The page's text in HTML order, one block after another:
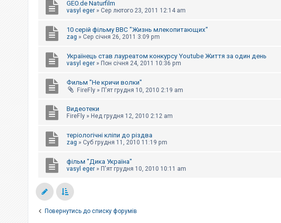
GEO.de Naturfilm
vasyl eger » Сер лютого 23, 2011 12:14 am
10 серій фільму BBC "Жизнь млекопитающих"
zag » Сер січня 26, 2011 3:09 pm
Українець став лауреатом конкурсу Youtube Життя за один день
vasyl eger » Пон січня 24, 2011 10:36 pm
Фильм "Не кричи волки"
FireFly » П'ят грудня 10, 2010 2:19 am
Видеотеки
FireFly » Нед грудня 12, 2010 2:12 am
теріологічні кліпи до різдва
zag » Суб грудня 11, 2010 11:19 pm
фільм "Дика Україна"
vasyl eger » П'ят грудня 10, 2010 10:11 am
Повернутись до списку форумів